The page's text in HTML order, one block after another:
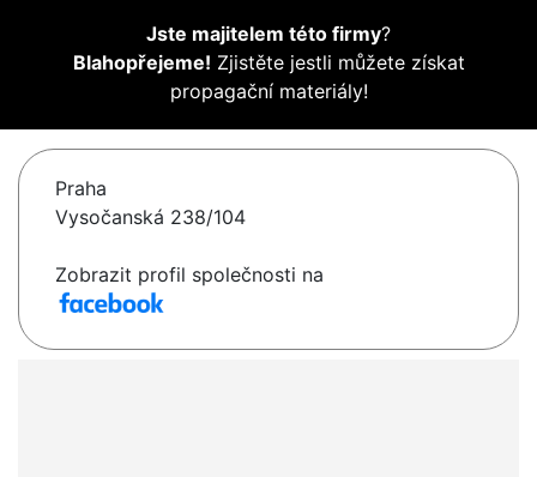
Jste majitelem této firmy?
Blahopřejeme! Zjistěte jestli můžete získat
propagační materiály!
Praha
Vysočanská 238/104
Zobrazit profil společnosti na